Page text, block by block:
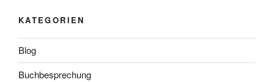
KATEGORIEN
Blog
Buchbesprechung